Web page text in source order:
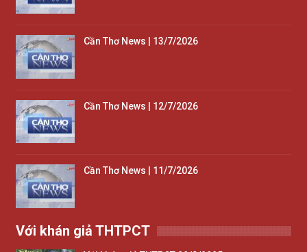
Cần Thơ News | 13/7/2026
Cần Thơ News | 12/7/2026
Cần Thơ News | 11/7/2026
Với khán giả THTPCT